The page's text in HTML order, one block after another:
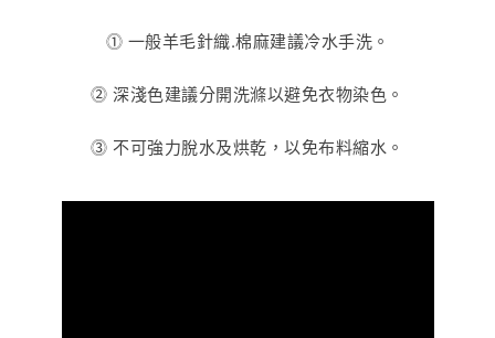
⓵ 一般羊毛針織.棉麻建議冷水手洗。
⓶ 深淺色建議分開洗滌以避免衣物染色。
⓷ 不可強力脫水及烘乾，以免布料縮水。